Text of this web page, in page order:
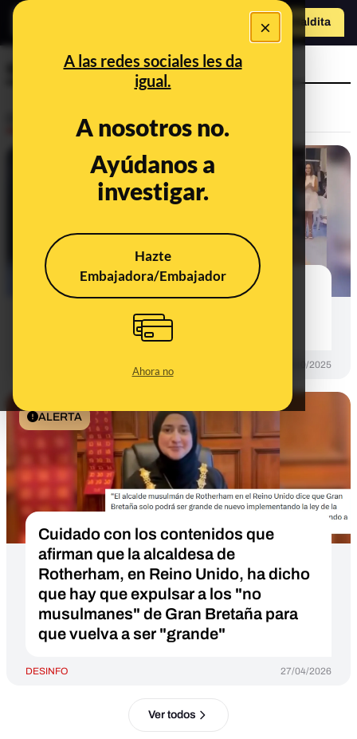
×
A las redes sociales les da
igual.
A nosotros no.
Ayúdanos a
investigar.
Hazte
Embajadora/Embajador
Ahora no
Hazte Maldita
No, este vídeo no muestra la boda
musulmán: son padre e hija
08/10/2025
ALERTA
Cuidado con los contenidos que
afirman que la alcaldesa de
Rotherham, en Reino Unido, ha dicho
que hay que expulsar a los "no
musulmanes" de Gran Bretaña para
que vuelva a ser "grande"
DESINFO 27/04/2026
Ver todos